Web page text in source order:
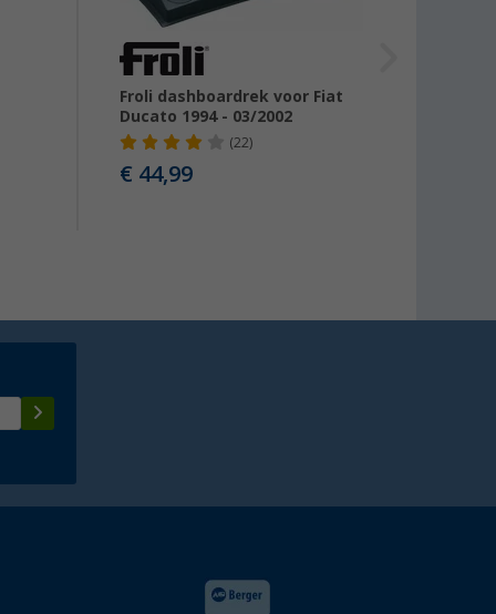
Froli dashboardrek voor Fiat
Ducato 1994 - 03/2002
(22)
€ 44,99